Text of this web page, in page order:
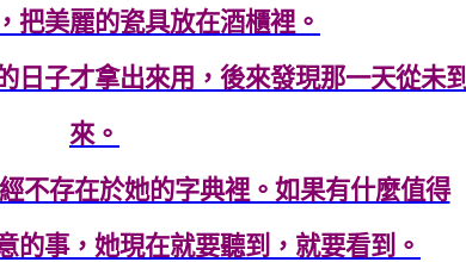
把美麗的瓷具放在酒櫃裡。
日子才拿出來用，後來發現那一天從未到
來。
不存在於她的字典裡。如果有什麼值得
的事，她現在就要聽到，就要看到。